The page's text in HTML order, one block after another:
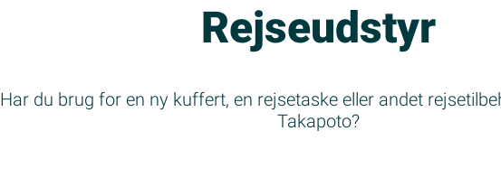
Rejseudstyr
Har du brug for en ny kuffert, en rejsetaske eller andet
Takapoto?